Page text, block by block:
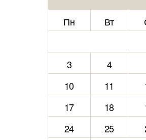
Пн
Вт
3
4
10
11
17
18
24
25